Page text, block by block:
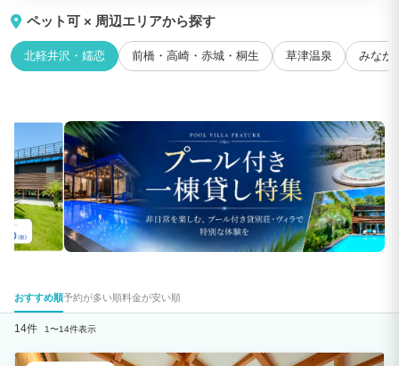
ペット可 × 周辺エリアから探す
北軽井沢・嬬恋 前橋・高崎・赤城・桐生 草津温泉 みなか
おすすめ順予約が多い順料金が安い順
14件 1〜14件表示